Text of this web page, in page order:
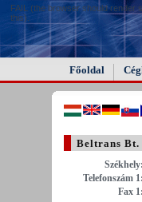
FAIL (the browser should render
this).
Főoldal
Beltrans Bt.
Székhely:
Telefonszám 1:
Fax 1: